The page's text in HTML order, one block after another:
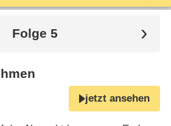
Folge 5
jetzt ansehen